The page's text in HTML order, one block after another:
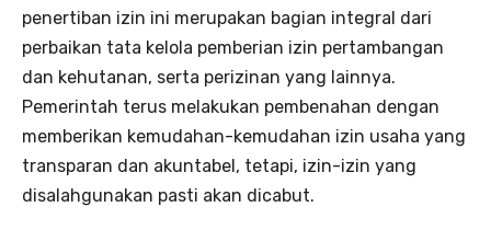
penertiban izin ini merupakan bagian integral dari
perbaikan tata kelola pemberian izin pertambangan
dan kehutanan, serta perizinan yang lainnya.
Pemerintah terus melakukan pembenahan dengan
memberikan kemudahan-kemudahan izin usaha yang
transparan dan akuntabel, tetapi, izin-izin yang
disalahgunakan pasti akan dicabut.